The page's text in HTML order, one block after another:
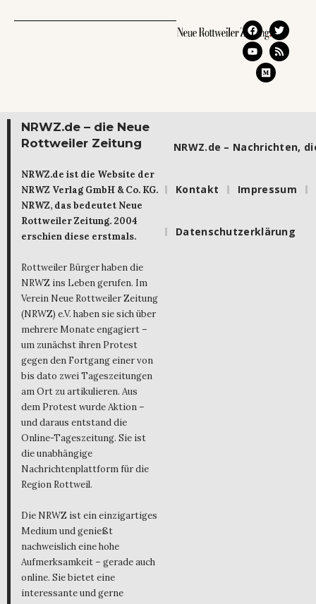
NRWZ.de – die Neue
Rottweiler Zeitung
NRWZ.de ist die Website der
NRWZ Verlag GmbH & Co. KG.
NRWZ, das bedeutet Neue
Rottweiler Zeitung. 2004
erschien diese erstmals.
Rottweiler Bürger haben die
NRWZ ins Leben gerufen. Im
Verein Neue Rottweiler Zeitung
(NRWZ) e.V. haben sie sich über
mehrere Monate engagiert –
um zunächst ihren Protest
gegen den Fortgang einer von
bis dato zwei Tageszeitungen
am Ort zu artikulieren. Aus
dem Protest wurde Aktion –
und daraus entstand die
Online-Tageszeitung. Sie ist
die unabhängige
Nachrichtenplattform für die
Region Rottweil.
Die NRWZ ist ein einzigartiges
Medium und genießt
nachweislich eine hohe
Aufmerksamkeit – gerade auch
online. Sie bietet eine
interessante und gerne
NRWZ.de – Nachrichten,
Kontakt Impressum
Datenschutzerklärung